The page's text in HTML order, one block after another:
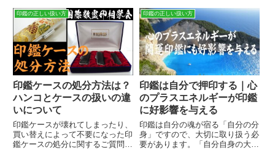
道を簡単にまとめてみました。実
印を使う場面土地や家（不動産）
を購入する車を購入する会社を
設...
るか確認しております。最近もい
ろいろ実印を作り変えておりま
し...
印鑑の正しい扱い方
印鑑ケースの処分方法は？
ハンコとケースの扱いの違
いについて
印鑑ケースが壊れてしまったり、
買い替えによって不要になった印
鑑ケースの処分に関するご質問も
印鑑の正しい扱い方
印鑑は自分で押印する｜心
のプラスエネルギーが印鑑
に好影響を与える
印鑑は自分の魂が宿る「自分の分
身」ですので、大切に取り扱う必
要があります。「自分自身の大切